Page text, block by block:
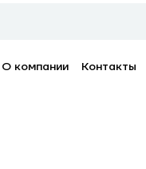
О компании Контакты